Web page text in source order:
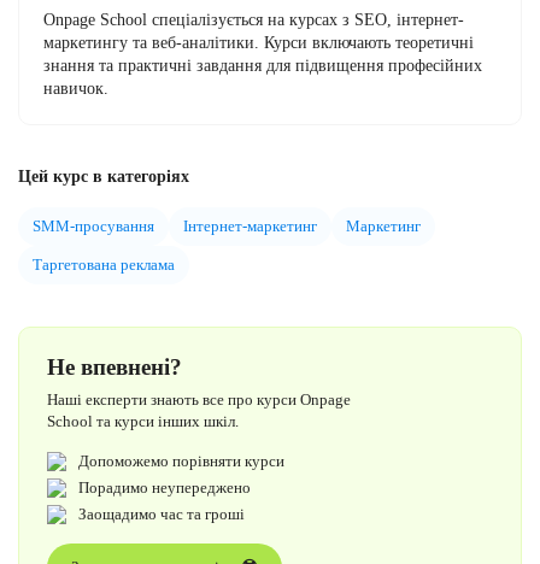
Onpage School спеціалізується на курсах з SEO, інтернет-
маркетингу та веб-аналітики. Курси включають теоретичні
знання та практичні завдання для підвищення професійних
навичок.
Цей курс в категоріях
SMM-просування Інтернет-маркетинг Маркетинг
Таргетована реклама
Не впевнені?
Наші експерти знають все про курси Onpage
School та курси інших шкіл.
Допоможемо порівняти курси
Порадимо неупереджено
Заощадимо час та гроші